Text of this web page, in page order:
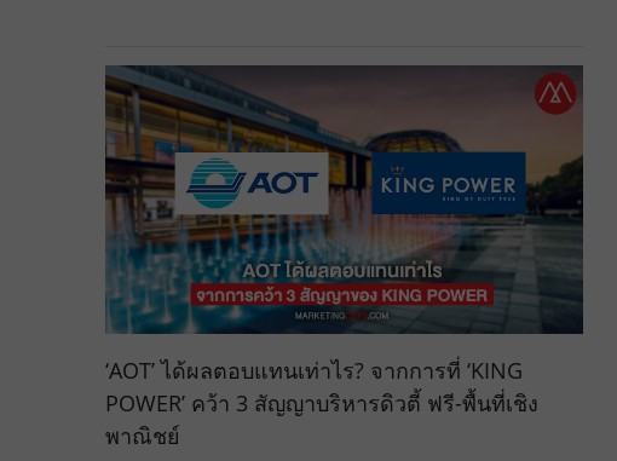
‘AOT’ ได้ผลตอบแทนเท่าไร? จากการที่ ‘KING
POWER’ คว้า 3 สัญญาบริหารดิวตี้ ฟรี-พื้นที่เชิง
พาณิชย์